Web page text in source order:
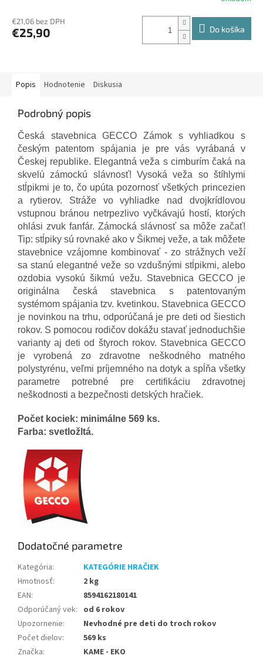
€21,06 bez DPH
€25,90 Do košíka
Popis Hodnotenie Diskusia
Podrobný popis
Česká stavebnica GECCO Zámok s vyhliadkou s
českým patentom spájania je pre vás vyrábaná v
Českej republike. Elegantná veža s cimburím čaká na
skvelú zámockú slávnosť! Vysoká veža so štíhlymi
stĺpikmi je to, čo upúta pozornosť všetkých princezien
a rytierov. Stráže vo vyhliadke nad dvojkrídlovou
vstupnou bránou netrpezlivo vyčkávajú hostí, ktorých
ohlási zvuk fanfár. Zámocká slávnosť sa môže začať!
Tip: stĺpiky sú rovnaké ako v Šikmej veže, a tak môžete
stavebnice vzájomne kombinovať - zo strážnych veží
sa stanú elegantné veže so vzdušnými stĺpikmi, alebo
ozdobia vysokú šikmú vežu. Stavebnica GECCO je
originálna česká stavebnica s patentovaným
systémom spájania tzv. kvetinkou. Stavebnica GECCO
je novinkou na trhu, odporúčaná je pre deti od šiestich
rokov. S pomocou rodičov dokážu stavať jednoduchšie
varianty aj deti od štyroch rokov. Stavebnica GECCO
je vyrobená zo zdravotne neškodného matného
polystyrénu, veľmi príjemného na dotyk a spĺňa všetky
parametre potrebné pre certifikáciu zdravotnej
neškodnosti a bezpečnosti detských hračiek.
Počet kociek: minimálne 569 ks.
Farba: svetložltá.
Dodatočné parametre
Kategória:
KATEGÓRIE HRAČIEK
Hmotnosť:
2 kg
EAN:
8594162180141
Odporúčaný vek: od 6 rokov
Upozornenie:
Nevhodné pre deti do troch rokov
Počet dielov:
569 ks
Značka: KAME - EKO